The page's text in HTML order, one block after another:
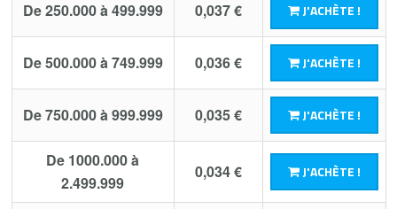
De 250.000 à 499.999 0,037 € J'ACHÈTE !
De 500.000 à 749.999 0,036 € J'ACHÈTE !
De 750.000 à 999.999 0,035 € J'ACHÈTE !
De 1000.000 à
2.499.999
0,034 € J'ACHÈTE !